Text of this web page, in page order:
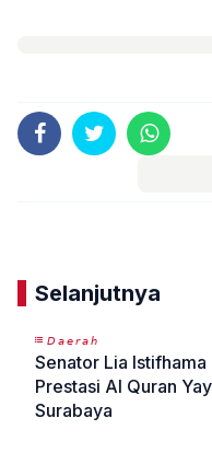
Selanjutnya
𝘋𝘢𝘦𝘳𝘢𝘩
Senator Lia
Prestasi Al Quran
Surabaya